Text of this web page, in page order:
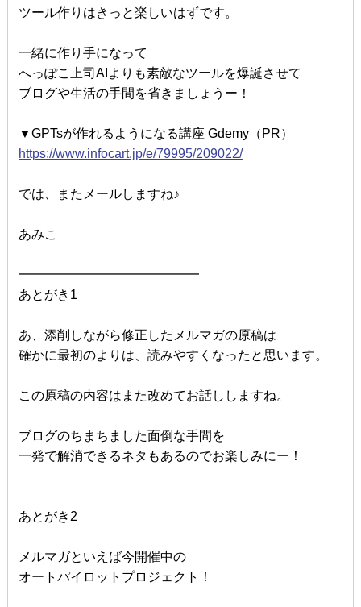
ツール作りはきっと楽しいはずです。
一緒に作り手になって
へっぽこ上司AIよりも素敵なツールを爆誕させて
ブログや生活の手間を省きましょうー！
▼GPTsが作れるようになる講座 Gdemy（PR）
https://www.infocart.jp/e/79995/209022/
では、またメールしますね♪
あみこ
━━━━━━━━━━━━━━
あとがき1
あ、添削しながら修正したメルマガの原稿は
確かに最初のよりは、読みやすくなったと思います。
この原稿の内容はまた改めてお話ししますね。
ブログのちまちました面倒な手間を
一発で解消できるネタもあるのでお楽しみにー！
あとがき2
メルマガといえば今開催中の
オートパイロットプロジェクト！